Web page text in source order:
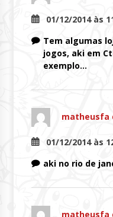
01/12/2014 às
Tem algumas
jogos, aki em
exemplo…
matheusfa
01/12/2014 às
aki no rio de
matheusfa